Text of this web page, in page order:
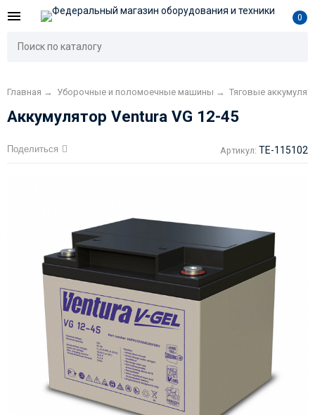
0
Главная → Уборочные и поломоечные машины → Тяговые
Аккумулятор Ventura VG 12-45
Поделиться Артикул: TE-115102